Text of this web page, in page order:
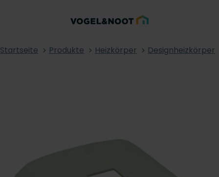
Startseite Produkte Heizkörper Designheizkörper